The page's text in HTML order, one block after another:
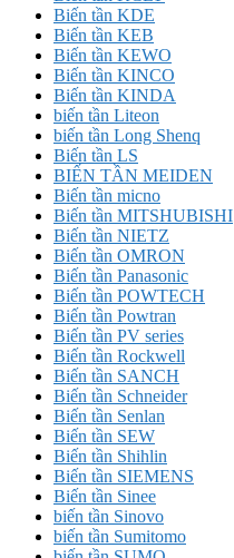
Biến tần KDE
Biến tần KEB
Biến tần KEWO
Biến tần KINCO
Biến tần KINDA
biến tần Liteon
biến tần Long Shenq
Biến tần LS
BIẾN TẦN MEIDEN
Biến tần micno
Biến tần MITSHUBISHI
Biến tần NIETZ
Biến tần OMRON
Biến tần Panasonic
Biến tần POWTECH
Biến tần Powtran
Biến tần PV series
Biến tần Rockwell
Biến tần SANCH
Biến tần Schneider
Biến tần Senlan
Biến tần SEW
Biến tần Shihlin
Biến tần SIEMENS
Biến tần Sinee
biến tần Sinovo
biến tần Sumitomo